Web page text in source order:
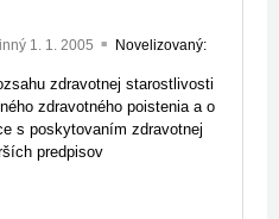
1. 1. 2005
Novelizovaný:
zdravotnej starostlivosti
zdravotného poistenia a o
s poskytovaním zdravotnej
predpisov